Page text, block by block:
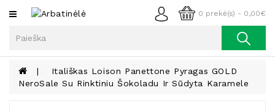
0 prekė(s) - 0,00€
Kategorijos
Kava
Itališkas Loison Panettone Pyragas GOLD
NeroSale Su Rinktiniu Šokoladu Ir Sūdyta Karamele